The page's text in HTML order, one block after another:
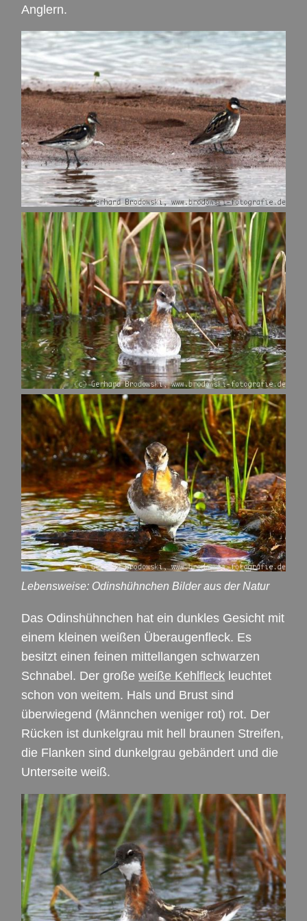
Anglern.
Lebensweise: Odinshühnchen Bilder aus der Natur
Das Odinshühnchen hat ein dunkles Gesicht mit
einem kleinen weißen Überaugenfleck. Es
besitzt einen feinen mittellangen schwarzen
Schnabel. Der großeweiße Kehlfleck leuchtet
schon von weitem. Hals und Brust sind
überwiegend (Männchen weniger rot) rot. Der
Rücken ist dunkelgrau mit hell braunen Streifen,
die Flanken sind dunkelgrau gebändert und die
Unterseite weiß.